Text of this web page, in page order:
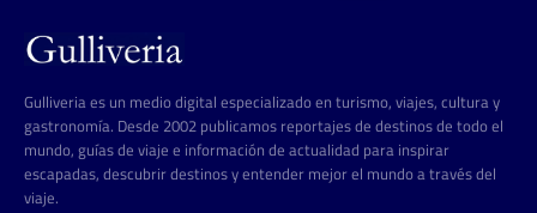
Gulliveria es un medio digital especializado en turismo, viajes, cultura y
gastronomía. Desde 2002 publicamos reportajes de destinos de todo el
mundo, guías de viaje e información de actualidad para inspirar
escapadas, descubrir destinos y entender mejor el mundo a través del
viaje.